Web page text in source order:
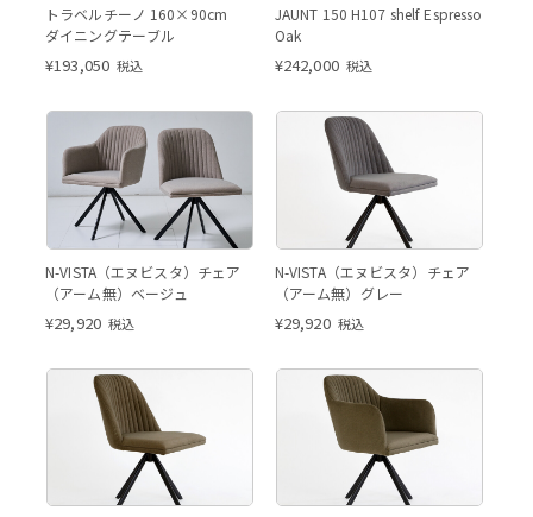
トラベルチーノ 160×90cm
ダイニングテーブル
¥193,050 税込
JAUNT 150 H107 shelf Espresso
Oak
¥242,000 税込
※ご覧いただいている商品ペー
ジはアーム無仕様となります。
N-VISTA（エヌビスタ）チェア
（アーム無）ベージュ
¥29,920 税込
N-VISTA（エヌビスタ）チェア
（アーム無）グレー
¥29,920 税込